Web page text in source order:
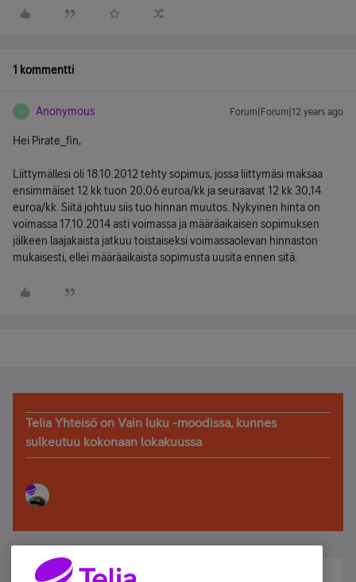
1 kommentti
A Anonymous Forum|Forum|12 years ago
Hei Pirate_fin,
Liittymällesi oli 18.10.2012 tehty sopimus, jossa liittymäsi maksaa
ensimmäiset 12 kk tuon 20,06 euroa/kk ja seuraavat 12 kk 30,14
euroa/kk. Siitä johtuu siis tuo hinnan muutos. Nykyinen hinta on
voimassa 17.10.2014 asti voimassa ja määräaikaisen sopimuksen
jälkeen laajakaista jatkuu toistaiseksi voimassaolevan hinnaston
mukaisesti, ellei määräaikaista sopimusta uusita ennen sitä.
Telia Yhteisö on Vain luku -moodissa, kunnes
sulkeutuu kokonaan lokakuussa